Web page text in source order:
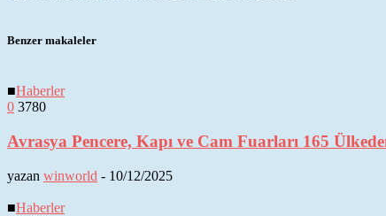
Benzer makaleler
■Haberler
0 3780
Avrasya Pencere, Kapı ve Cam Fuarları 165
yazan winworld - 10/12/2025
■Haberler